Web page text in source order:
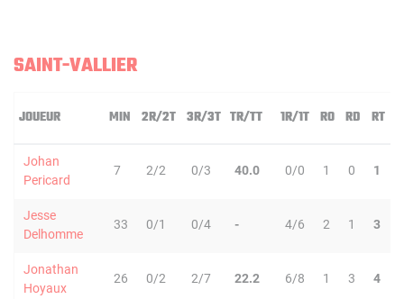
SAINT-VALLIER
JOUEUR MIN 2R/2T 3R/3T TR/TT 1R/1T RO RD RT
Johan
Pericard
7 2/2 0/3 40.0 0/0 1 0 1
Jesse
Delhomme
33 0/1 0/4 - 4/6 2 1 3
Jonathan
Hoyaux
26 0/2 2/7 22.2 6/8 1 3 4